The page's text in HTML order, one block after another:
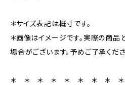
＊サイズ表記は概寸です。
＊画像はイメージです。実際の商
場合がございます。予めご了承くださ
＊ ＊ ＊ ＊ ＊ ＊ ＊ ＊ ＊